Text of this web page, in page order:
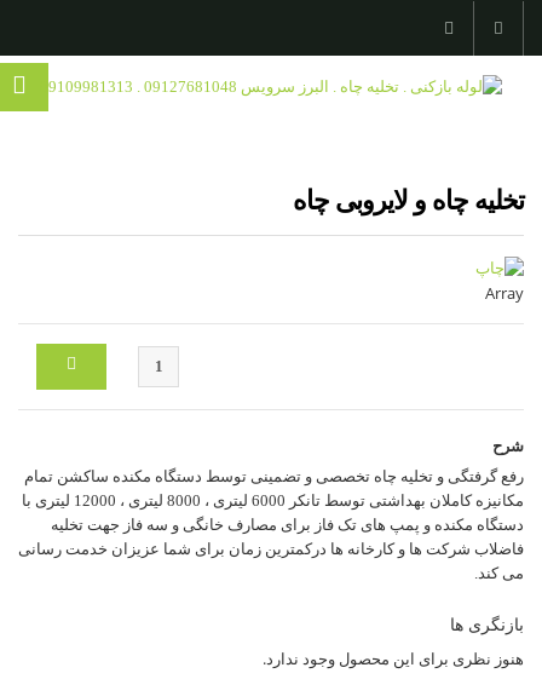
تخلیه چاه و لایروبی چاه
Array
شرح
رفع گرفتگی و تخلیه چاه تخصصی و تضمینی توسط دستگاه مکنده ساکشن تمام
مکانیزه کاملان بهداشتی توسط تانکر 6000 لیتری ، 8000 لیتری ، 12000 لیتری با
دستگاه مکنده و پمپ های تک فاز برای مصارف خانگی و سه فاز جهت تخلیه
فاضلاب شرکت ها و کارخانه ها درکمترین زمان برای شما عزیزان خدمت رسانی
می کند.
بازنگری ها
هنوز نظری برای این محصول وجود ندارد.